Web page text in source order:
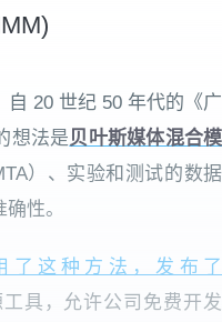
20 世纪 50 年代的《广
想法是 贝叶斯媒体混合模
）、实验和测试的数据
性。
了这种方法，发布了
具，允许公司免费开发